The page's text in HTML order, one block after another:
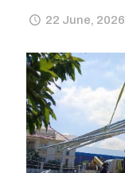
22 June, 2026